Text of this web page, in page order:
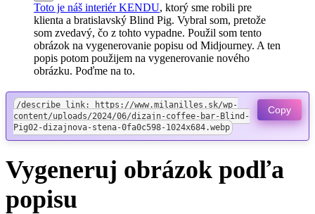
Toto je náš interiér KENDU, ktorý sme robili pre
klienta a bratislavský Blind Pig. Vybral som, pretože
som zvedavý, čo z tohto vypadne. Použil som tento
obrázok na vygenerovanie popisu od Midjourney. A ten
popis potom použijem na vygenerovanie nového
obrázku. Poďme na to.
/describe link: https://www.milanilles.sk/wp-
content/uploads/2024/06/dizajn-coffee-bar-Blind-
Pig02-dizajnova-stena-0fa0c598-1024x684.webp
Copy
Vygeneruj obrázok podľa
popisu